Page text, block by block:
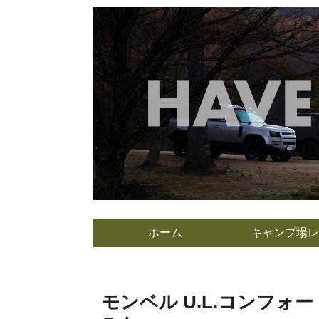
ホーム キャンプ場
モンベル U.L.コンフォ